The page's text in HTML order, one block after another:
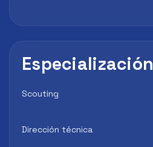
Especialización
Scouting
Dirección técnica